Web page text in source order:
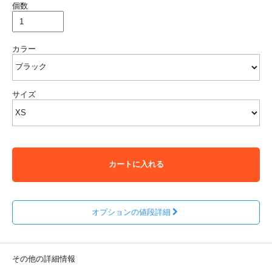
個数
カラー
サイズ
カートに入れる
オプションの値段詳細
その他の詳細情報